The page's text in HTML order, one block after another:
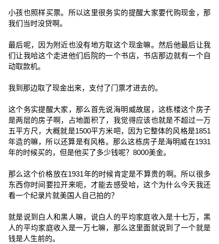
小孩也照样买票。所以这里很务实的提醒大家要代购现金，那
我们当时没贷啊。
最后呢，因为附近也没有地方取这个现金嘛。然后他最后让我
们让我哈这个走进他们后院的一个书店，书店那边就有一个自
动取款机。
我到那边取了现金出来，支付了门票才进去的。
这个务实提醒大家，那么首先说海明威故居，这栋楼这个房子
是两层的房子啊，占地面积了，我觉得应该也就是不超过一万
五平方尺，大概就是1500平方米吧，因为它整体的风格是1851
年造的嘛，所以还算是有风格。那么这栋房子是海明威在1931
年的时候买的，但是他买了多少钱呢？8000美金。
那么这个价格放在1931年的时候肯定是不算贵的啊。所以很多
东西你时间要拉开来呃，才能去感受哈，这个为什么今天我还
看一个纪录片就美国人自己拍的？
就是说到白人和黑人嘛，说白人的平均家庭收入是十七万，黑
人的平均家庭收入是一万七嘛，那么这里面就说到了一个就是
钱是人生前的。